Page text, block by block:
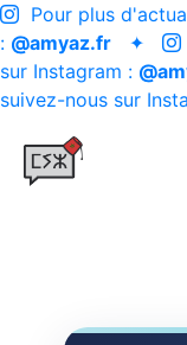
Pour plus
: @amyaz.fr ✦
sur Instagram :
suivez-nous sur